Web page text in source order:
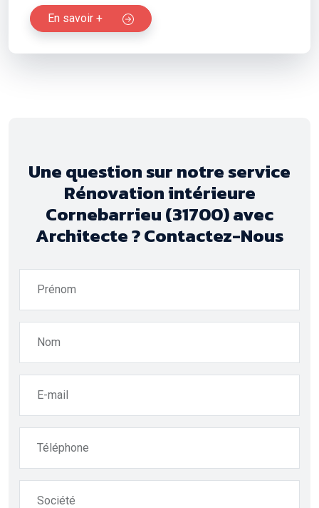
En savoir +
Une question sur notre service
Rénovation intérieure
Cornebarrieu (31700) avec
Architecte ? Contactez-Nous
Prénom
Nom
E-mail
Téléphone
Société